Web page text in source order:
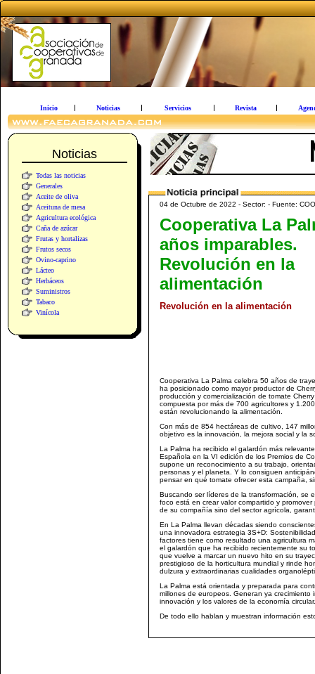
Inicio Noticias Servicios Revista
Noticias
Todas las noticias
Generales
Aceite de oliva
Aceituna de mesa
Agricultura ecológica
Caña de azúcar
Frutas y hortalizas
Frutos secos
Ovino-caprino
Lácteo
Herbáceos
Suministros
Tabaco
Vinícola
04 de Octubre de 2022 - Sector: - Fuente:
Cooperativa La
años imparables.
Revolución en la
alimentación
Revolución en la alimentación
Cooperativa La Palma celebra 50 años de
ha posicionado como mayor productor de
producción y comercialización de tomate
compuesta por más de 700 agricultores y
están revolucionando la alimentación.
Con más de 854 hectáreas de cultivo, 147
objetivo es la innovación, la mejora social y la
La Palma ha recibido el galardón más
Española en la VI edición de los Premios de
supone un reconocimiento a su trabajo,
personas y el planeta. Y lo consiguen
pensar en qué tomate ofrecer esta campaña,
Buscando ser líderes de la transformación, se
foco está en crear valor compartido y
de su compañía sino del sector agrícola,
En La Palma llevan décadas siendo
una innovadora estrategia 3S+D:
factores tiene como resultado una agricultura
el galardón que ha recibido recientemente su
que vuelve a marcar un nuevo hito en su
prestigioso de la horticultura mundial y rinde
dulzura y extraordinarias cualidades
La Palma está orientada y preparada para
millones de europeos. Generan ya
innovación y los valores de la economía circular.
De todo ello hablan y muestran información